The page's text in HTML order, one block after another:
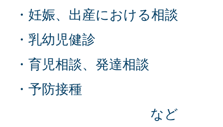
・妊娠、出産における相談
・乳幼児健診
・育児相談、発達相談
・予防接種
など